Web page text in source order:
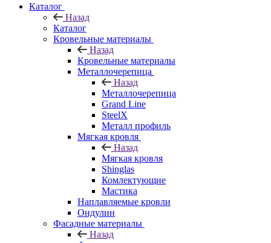
Каталог
Назад
Каталог
Кровельные материалы
Назад
Кровельные материалы
Металлочерепица
Назад
Металлочерепица
Grand Line
SteelX
Металл профиль
Мягкая кровля
Назад
Мягкая кровля
Shinglas
Комлектующие
Мастика
Наплавляемые кровли
Ондулин
Фасадные материалы
Назад